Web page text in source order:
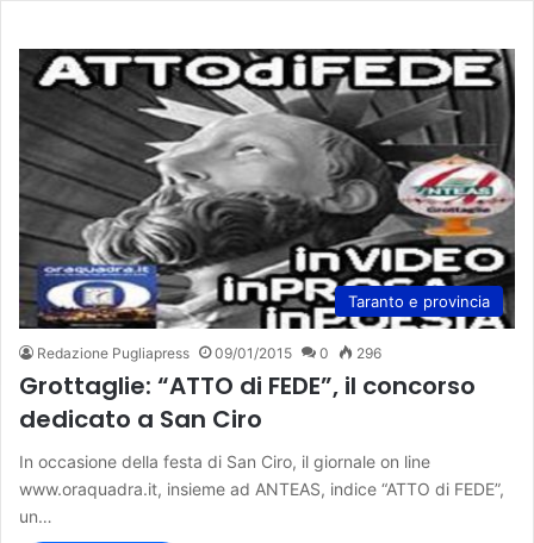
Taranto e provincia
Redazione Pugliapress 09/01/2015 0 296
Grottaglie: “ATTO di FEDE”, il concorso
dedicato a San Ciro
In occasione della festa di San Ciro, il giornale on line
www.oraquadra.it, insieme ad ANTEAS, indice “ATTO di FEDE”,
un…